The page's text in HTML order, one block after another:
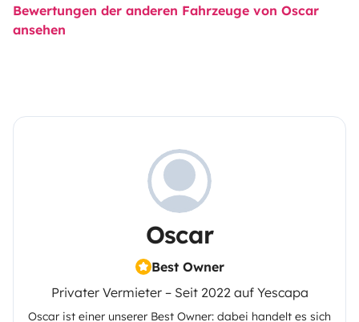
Bewertungen der anderen Fahrzeuge von Oscar
ansehen
Oscar
Best Owner
Privater Vermieter – Seit 2022 auf Yescapa
Oscar ist einer unserer Best Owner: dabei handelt es sich